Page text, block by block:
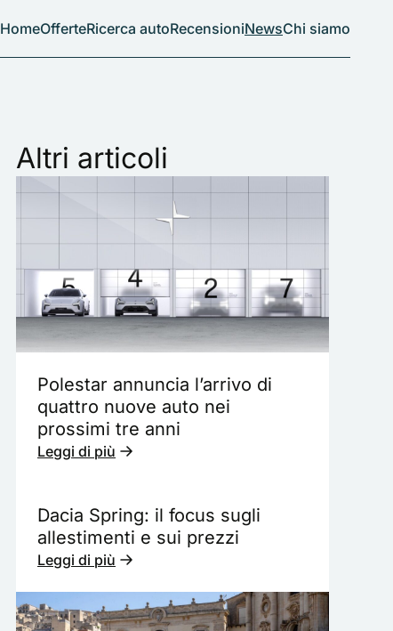
HomeOfferteRicerca autoRecensioniNewsChi siamo
Altri articoli
Polestar annuncia l’arrivo di
quattro nuove auto nei
prossimi tre anni
Leggi di più
Dacia Spring: il focus sugli
allestimenti e sui prezzi
Leggi di più